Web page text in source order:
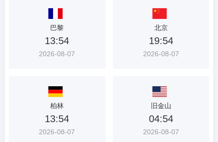
巴黎
13:54
2026-08-07
北京
19:54
2026-08-07
柏林
13:54
2026-08-07
旧金山
04:54
2026-08-07